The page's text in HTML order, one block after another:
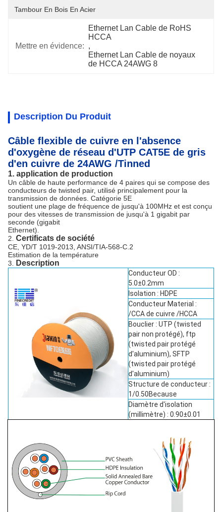
Tambour En Bois En Acier
Mettre en évidence:
Ethernet Lan Cable de RoHS
HCCA
,
Ethernet Lan Cable de noyaux
de HCCA 24AWG 8
Description Du Produit
Câble flexible de cuivre en l'absence
d'oxygène de réseau d'UTP CAT5E de gris
d'en cuivre de 24AWG /Tinned
1. application de production
Un câble de haute performance de 4 paires qui se compose des
conducteurs de twisted pair, utilisé principalement pour la
transmission de données. Catégorie 5E
soutient une plage de fréquence de jusqu'à 100MHz et est conçu
pour des vitesses de transmission de jusqu'à 1 gigabit par
seconde (gigabit
Ethernet).
2. Certificats de société
CE, YD/T 1019-2013, ANSI/TIA-568-C.2
Estimation de la température
3.
Description
Conducteur OD :
5.0±0.2mm
Isolation : HDPE
Conducteur Material :
/CCA de cuivre /HCCA
Bouclier : UTP (twisted
pair non protégé), ftp
(twisted pair protégé
d'aluminium), SFTP
(twisted pair protégé
d'aluminium)
Structure de conducteur :
1/0.50Because
Diamètre d'isolation
(millimètre) : 0.90±0.01